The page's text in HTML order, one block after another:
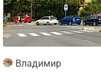
Владимир